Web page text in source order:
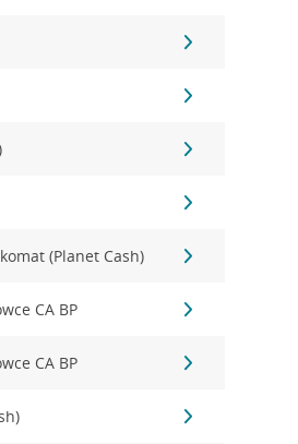
(Planet Cash)
CA BP
CA BP